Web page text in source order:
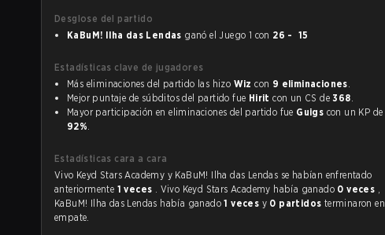
Desglose del partido
KaBuM! Ilha das Lendas
ganó el Juego 1 con 26 - 15
Estadísticas clave de jugadores
Más eliminaciones del partido las hizo Wiz con 9 eliminaciones.
Mejor puntaje de súbditos del partido fue Hirit con un CS de368.
Mayor participación en eliminaciones del partido fue Guigs
con un KP de
92%.
Estadísticas cara a cara
Vivo Keyd Stars Academy y KaBuM! Ilha das Lendas se habían enfrentado
anteriormente 1 veces . Vivo Keyd Stars Academy había ganado 0 veces ,
KaBuM! Ilha das Lendas había ganado1 veces y 0 partidos terminaron en
empate.